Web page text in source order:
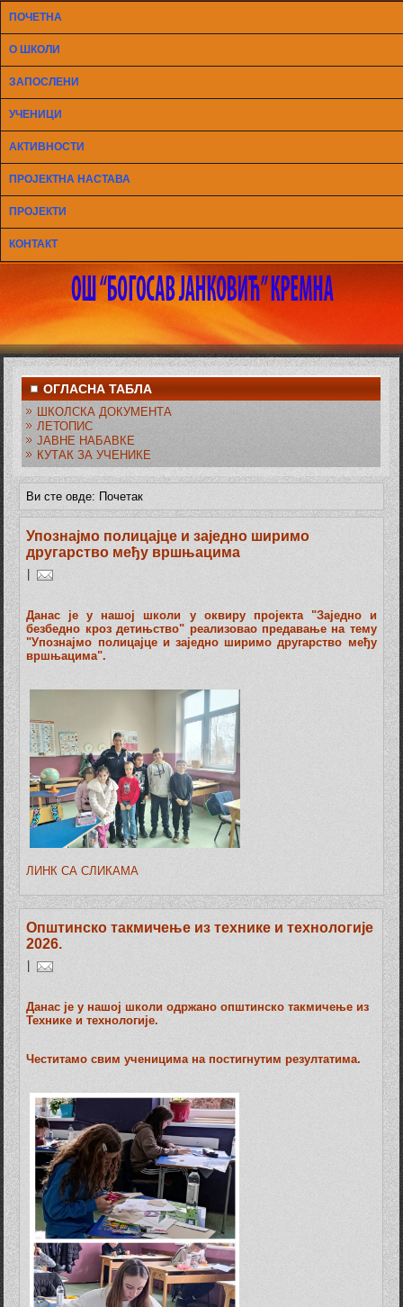
ПОЧЕТНА
О ШКОЛИ
ЗАПОСЛЕНИ
УЧЕНИЦИ
АКТИВНОСТИ
ПРОЈЕКТНА НАСТАВА
ПРОЈЕКТИ
КОНТАКТ
ОГЛАСНА ТАБЛА
ШКОЛСКА ДОКУМЕНТА
ЛЕТОПИС
ЈАВНЕ НАБАВКЕ
КУТАК ЗА УЧЕНИКЕ
Ви сте овде: Почетак
Упознајмо полицајце и заједно ширимо
другарство међу вршњацима
Данас је у нашој школи у оквиру пројекта "Заједно и
безбедно кроз детињство" реализовао предавање на тему
"Упознајмо полицајце и заједно ширимо другарство међу
вршњацима".
ЛИНК СА СЛИКАМА
Општинско такмичење из технике и технологије
2026.
Данас је у нашој школи одржано општинско такмичење из
Технике и технологије.
Честитамо свим ученицима на постигнутим резултатима.